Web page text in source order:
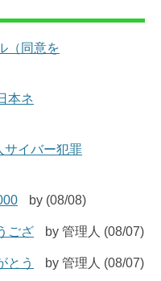
（同意を
本ネ
サイバー犯罪
by (08/08)
ござ by 管理人 (08/07)
とう by 管理人 (08/07)